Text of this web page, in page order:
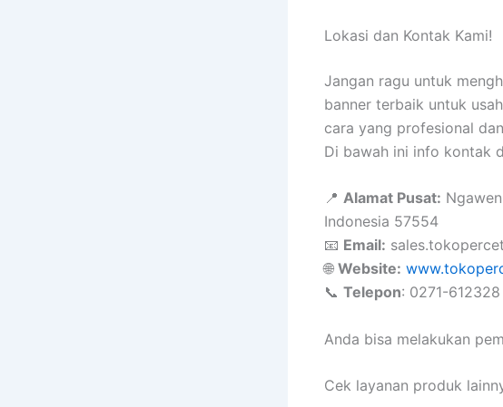
Lokasi dan Kontak Kami!
Jangan ragu untuk
banner terbaik untuk
cara yang profesional
Di bawah ini info kontak
📍 Alamat Pusat:
Indonesia 57554
📧 Email:
🌐 Website:
📞 Telepon: 0271-612328
Anda bisa melakukan
Cek layanan produk